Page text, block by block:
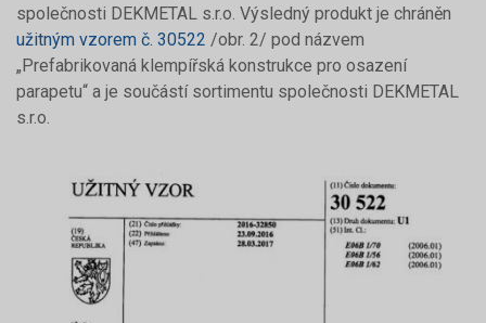
společnosti DEKMETAL s.r.o. Výsledný produkt je chráněn
užitným vzorem č. 30522 /obr. 2/ pod názvem
„Prefabrikovaná klempířská konstrukce pro osazení
parapetu“ a je součástí sortimentu společnosti DEKMETAL
s.r.o.